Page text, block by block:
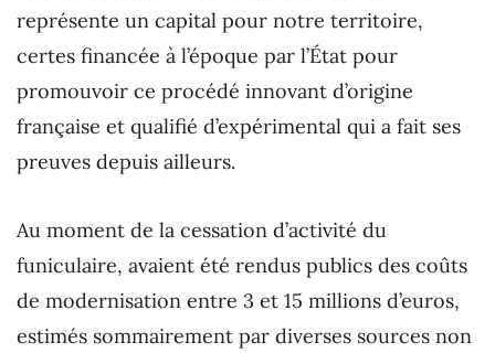
représente un capital pour notre territoire,
certes financée à l’époque par l’État pour
promouvoir ce procédé innovant d’origine
française et qualifié d’expérimental qui a fait ses
preuves depuis ailleurs.
Au moment de la cessation d’activité du
funiculaire, avaient été rendus publics des coûts
de modernisation entre 3 et 15 millions d’euros,
estimés sommairement par diverses sources non